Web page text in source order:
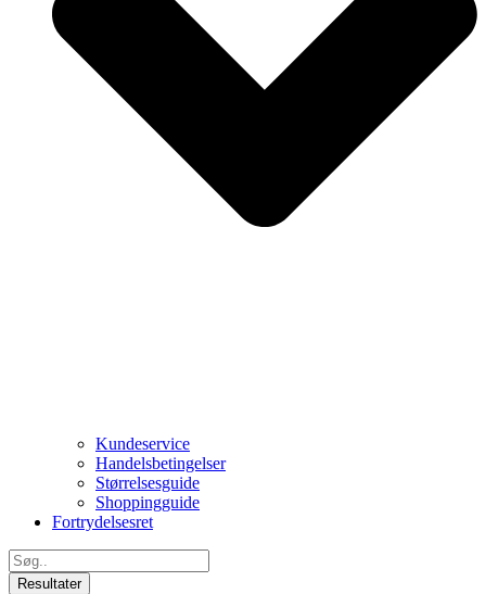
Kundeservice
Handelsbetingelser
Størrelsesguide
Shoppingguide
Fortrydelsesret
Search
...Resultater